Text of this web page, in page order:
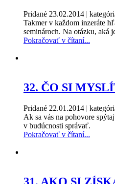
Pridané 23.02.2014 |
Takmer v každom inzeráte
seminároch. Na otázku, aká
Pokračovať v čítaní...
32. ČO SI
Pridané 22.01.2014 |
Ak sa vás na pohovore
v budúcnosti správať.
Pokračovať v čítaní...